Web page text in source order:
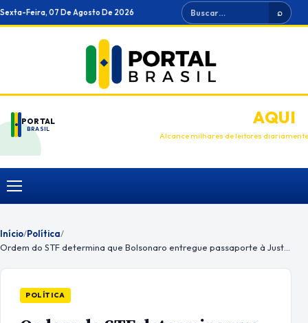
Ir
para
Sexta-Feira, 07 De Agosto De 2026 Buscar ⌕
PORTAL
BRASIL
ANUNCIEAQUI
Alcance milhares de leitores diariamente
Menu
Início/Política/
POLÍTICA